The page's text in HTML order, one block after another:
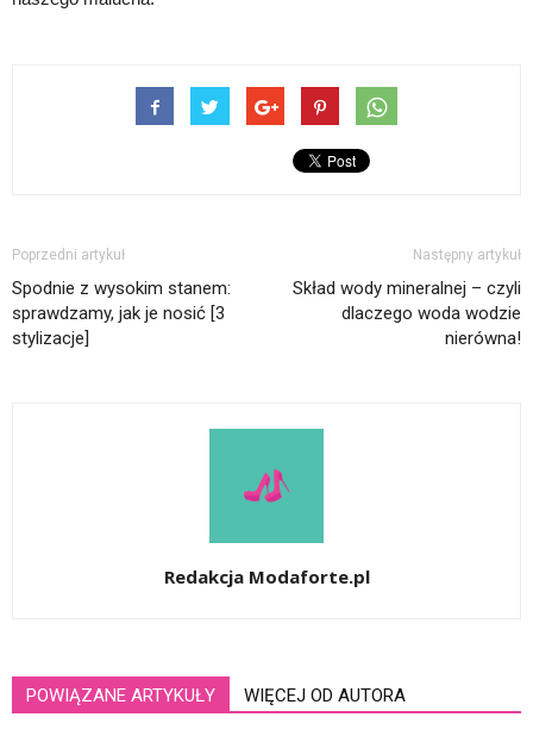
Poprzedni artykuł
Spodnie z wysokim stanem:
sprawdzamy, jak je nosić [3
stylizacje]
Następny artykuł
Skład wody mineralnej – czyli
dlaczego woda wodzie
nierówna!
Redakcja Modaforte.pl
POWIĄZANE ARTYKUŁY WIĘCEJ OD AUTORA